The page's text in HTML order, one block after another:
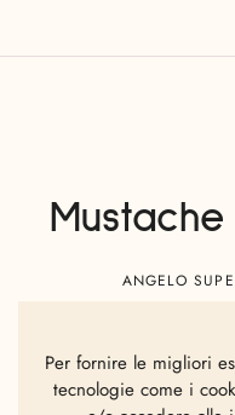
ANGELO
Per fornire le migliori
tecnologie come i